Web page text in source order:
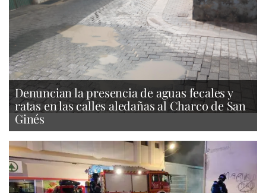
Denuncian la presencia de aguas fecales y
ratas en las calles aledañas al Charco de San
Ginés